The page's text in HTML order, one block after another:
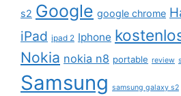
s2 Google google chrome
iPad ipad 2 Iphone
Nokia nokia n8 portable review
Samsung samsung galaxy s2